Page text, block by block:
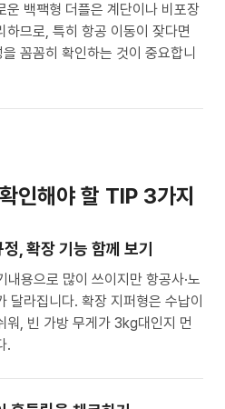
운 백팩형 더플은 계단이나 비포장
므로, 특히 항공 이동이 잦다면
꼼꼼히 확인하는 것이 중요합니
인해야 할 TIP 3가지
, 확장 기능 함께 보기
용으로 많이 쓰이지만 항공사·노
달라집니다. 확장 지퍼형은 수납이
워, 빈 가방 무게가 3kg대인지 먼
.